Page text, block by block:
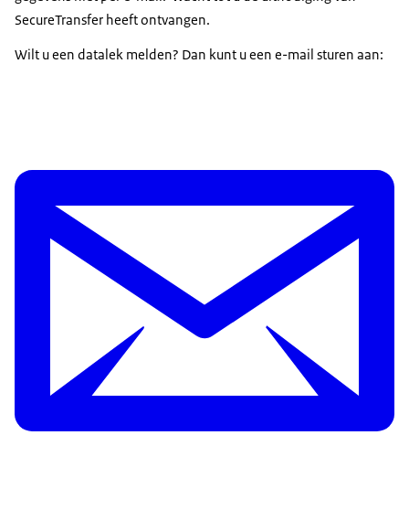
SecureTransfer heeft ontvangen.
Wilt u een datalek melden? Dan kunt u een e-mail sturen aan: